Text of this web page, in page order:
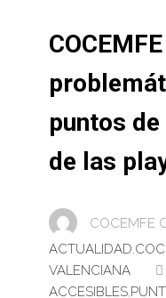
puntos
de las
COCEMFE
ACTUALIDAD,
VALENCIANA
ACCESIBLES,